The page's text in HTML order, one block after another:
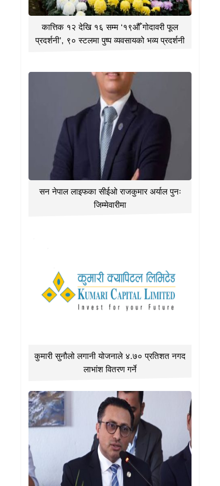
कात्तिक १२ देखि १६ सम्म ‘१९औँ गोदावरी फूल
प्रदर्शनी’, ९० स्टलमा पुष्प व्यवसायको भव्य प्रदर्शनी
सन नेपाल लाइफका सीईओ राजकुमार अर्याल पुनः
जिम्मेवारीमा
कुमारी सुनौलो लगानी योजनाले ४.७० प्रतिशत नगद
लाभांश वितरण गर्ने